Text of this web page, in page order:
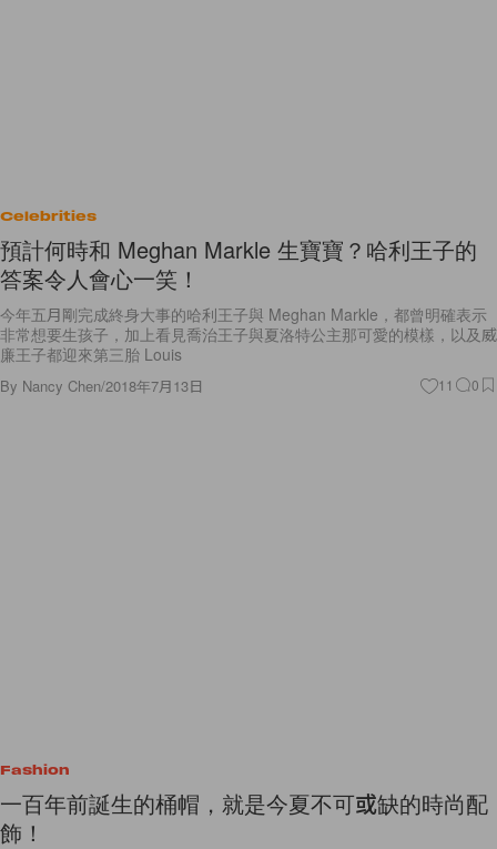
Celebrities
預計何時和 Meghan Markle 生寶寶？哈利王子的
答案令人會心一笑！
今年五月剛完成終身大事的哈利王子與 Meghan Markle，都曾明確表示
非常想要生孩子，加上看見喬治王子與夏洛特公主那可愛的模樣，以及威
廉王子都迎來第三胎 Louis
By Nancy Chen/2018年7月13日 11 0
Fashion
一百年前誕生的桶帽，就是今夏不可或缺的時尚配
飾！